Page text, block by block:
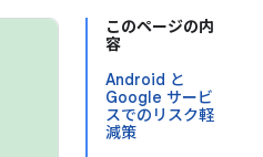
このページの内
容
Android と
Google サービ
スでのリスク軽
減策